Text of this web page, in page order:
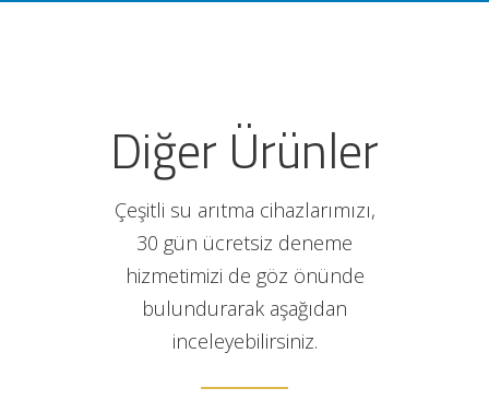
Diğer Ürünler
Çeşitli su arıtma cihazlarımızı,
30 gün ücretsiz deneme
hizmetimizi de göz önünde
bulundurarak aşağıdan
inceleyebilirsiniz.